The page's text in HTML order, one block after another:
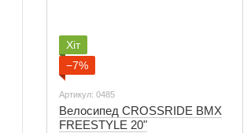
Хіт
−7%
Артикул: 0485
Велосипед CROSSRIDE BMX
FREESTYLE 20"